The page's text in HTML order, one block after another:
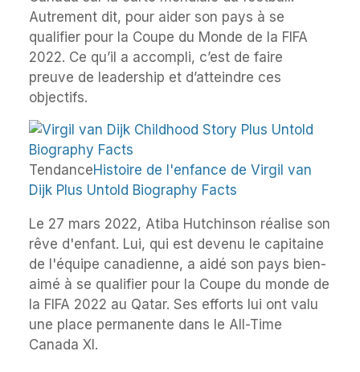
Autrement dit, pour aider son pays à se
qualifier pour la Coupe du Monde de la FIFA
2022. Ce qu’il a accompli, c’est de faire
preuve de leadership et d’atteindre ces
objectifs.
TendanceHistoire de l'enfance de Virgil van
Dijk Plus Untold Biography Facts
Le 27 mars 2022, Atiba Hutchinson réalise son
rêve d'enfant. Lui, qui est devenu le capitaine
de l'équipe canadienne, a aidé son pays bien-
aimé à se qualifier pour la Coupe du monde de
la FIFA 2022 au Qatar. Ses efforts lui ont valu
une place permanente dans le All-Time
Canada XI.